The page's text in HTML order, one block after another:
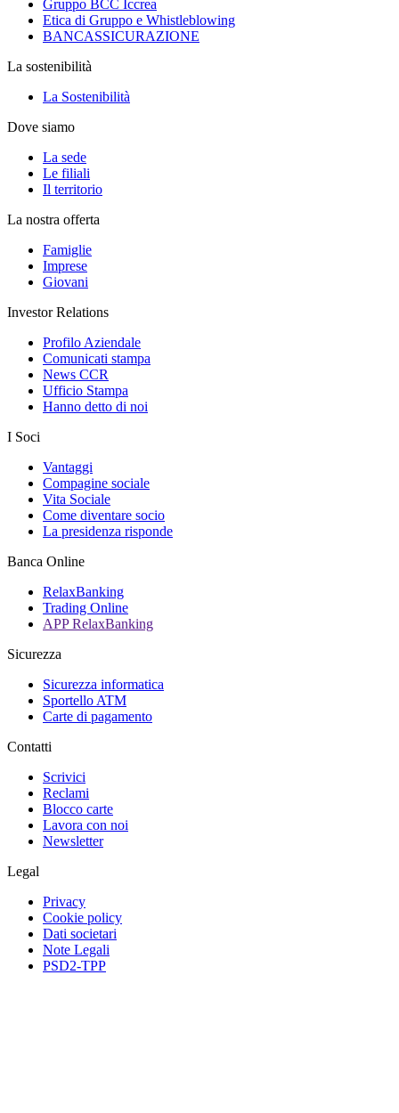
Gruppo BCC Iccrea
Etica di Gruppo e Whistleblowing
BANCASSICURAZIONE
La sostenibilità
La Sostenibilità
Dove siamo
La sede
Le filiali
Il territorio
La nostra offerta
Famiglie
Imprese
Giovani
Investor Relations
Profilo Aziendale
Comunicati stampa
News CCR
Ufficio Stampa
Hanno detto di noi
I Soci
Vantaggi
Compagine sociale
Vita Sociale
Come diventare socio
La presidenza risponde
Banca Online
RelaxBanking
Trading Online
APP RelaxBanking
Sicurezza
Sicurezza informatica
Sportello ATM
Carte di pagamento
Contatti
Scrivici
Reclami
Blocco carte
Lavora con noi
Newsletter
Legal
Privacy
Cookie policy
Dati societari
Note Legali
PSD2-TPP